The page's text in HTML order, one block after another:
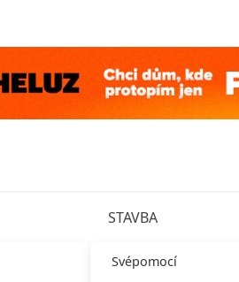
STAVBA
Svépomocí